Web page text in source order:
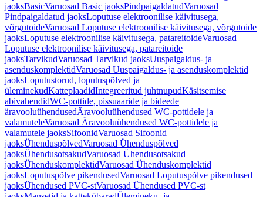
jaoksBasicVaruosad Basic jaoksPindpaigaldatudVaruosad
Pindpaigaldatud jaoksLoputuse elektroonilise käivitusega,
võrgutoideVaruosad Loputuse elektroonilise käivitusega, võrgutoide
jaoksLoputuse elektroonilise käivitusega, patareitoideVaruosad
Loputuse elektroonilise käivitusega, patareitoide
jaoksTarvikudVaruosad Tarvikud jaoksUuspaigaldus- ja
asenduskomplektidVaruosad Uuspaigaldus- ja asenduskomplektid
jaoksLoputustorud, loputuspõlved ja
üleminekudKatteplaadidIntegreeritud juhtnupudKäsitsemise
abivahendidWC-pottide, pissuaaride ja bideede
äravooluühendusedÄravooluühendused WC-pottidele ja
valamuteleVaruosad Äravooluühendused WC-pottidele ja
valamutele jaoksSifoonidVaruosad Sifoonid
jaoksÜhenduspõlvedVaruosad Ühenduspõlved
jaoksÜhendusotsakudVaruosad Ühendusotsakud
jaoksÜhenduskomplektidVaruosad Ühenduskomplektid
jaoksLoputuspõlve pikendusedVaruosad Loputuspõlve pikendused
jaoksÜhendused PVC-stVaruosad Ühendused PVC-st